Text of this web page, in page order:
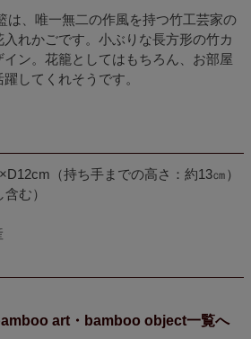
は、唯一無二の作風を持つ竹工芸家の
れかごです。小ぶりな長方形の竹カ
ン。花籠としてはもちろん、お部屋
してくれそうです。
（持ち手までの高さ：約13㎝）
む）
art・bamboo object